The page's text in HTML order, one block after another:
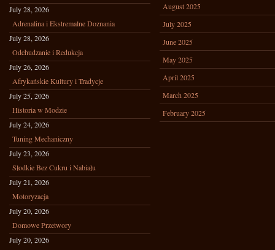
July 28, 2026
Adrenalina i Ekstremalne Doznania
July 28, 2026
Odchudzanie i Redukcja
July 26, 2026
Afrykańskie Kultury i Tradycje
July 25, 2026
Historia w Modzie
July 24, 2026
Tuning Mechaniczny
July 23, 2026
Słodkie Bez Cukru i Nabiału
July 21, 2026
Motoryzacja
July 20, 2026
Domowe Przetwory
July 20, 2026
August 2025
July 2025
June 2025
May 2025
April 2025
March 2025
February 2025